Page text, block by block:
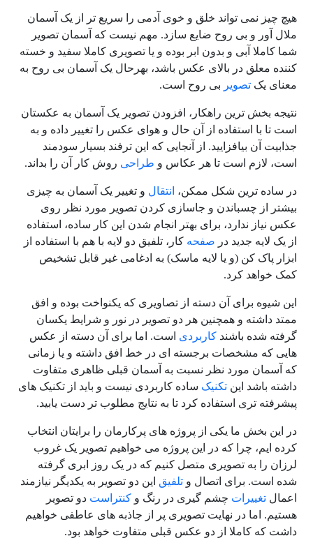
هیچ چیز نمی تواند خلق و خوی آدمی را سریع تر از یک آسمان
ملال آور و بی روح ضایع سازد. مهم نیست که آسمان تصویر
شما کاملا آبی و بدون ابر بوده و یا تصویری کاملا سفید و خسته
کننده معلق در بالای عکس باشد، بهرحال یک آسمان بی روح به
معنای یک تصویر بی روح است.
نتیجه بخش ترین راهکار، افزودن تصویر یک آسمان به عکستان
است تا با استفاده از آن حال و هوای عکس را تغییر داده و به
جذابیت آن بیافزایید. از آنجایی که این ترفند بسیار سودمند
است، لازم است تا هر عکاس و طراحی روش کار آن را بداند.
در ساده ترین شکل ممکن، انتقال و تغییر یک آسمان به چیزی
بیشتر از چسباندن و جاسازی کردن تصویر مورد نظر روی
عکس نیاز ندارد، برای بهتر انجام شدن این کار ساده، استفاده
از یک لایه جدید در صفحه کار، تلفیق دو لایه با هم با استفاده از
ابزار پاک کن (و یا لایه ماسک) به ادغامی غیر قابل تشخیص
کمک خواهد کرد.
این شیوه برای آن دسته از تصاویری که یکنواخت بوده و افق
ممتد داشته و همچنین هر دو تصویر در نور و شرایط یکسان
گرفته شده باشند کاربردی است. اما برای آن دسته از عکس
هایی که مشخصات برجسته ای در خط افق داشته و یا زمانی
که آسمان مورد نظر نسبت به آسمان قبلی ظاهری متفاوت
داشته باشد این تکنیک ساده کاربردی نیست و باید از تکنیک های
پیشرفته تری استفاده کرد تا به نتایج مطلوب تر دست یابید.
در این بخش ما یکی از پروژه های پرکارمان را برایتان انتخاب
کرده ایم، چرا که در این پروژه می خواهیم تصویر یک غروب
لرزان را به تصویری متصل کنیم که در یک روز ابری گرفته
شده است. برای اتصال و تلفیق این دو تصویر به یکدیگر نیازمند
اعمال تغییرات چشم گیری در رنگ و کنتراست دو تصویر
هستیم. اما در نهایت تصویری پر از جاذبه های عاطفی خواهیم
داشت که کاملا از دو عکس قبلی متفاوت خواهد بود.